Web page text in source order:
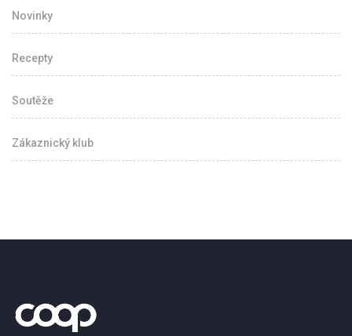
Novinky
Recepty
Soutěže
Zákaznický klub